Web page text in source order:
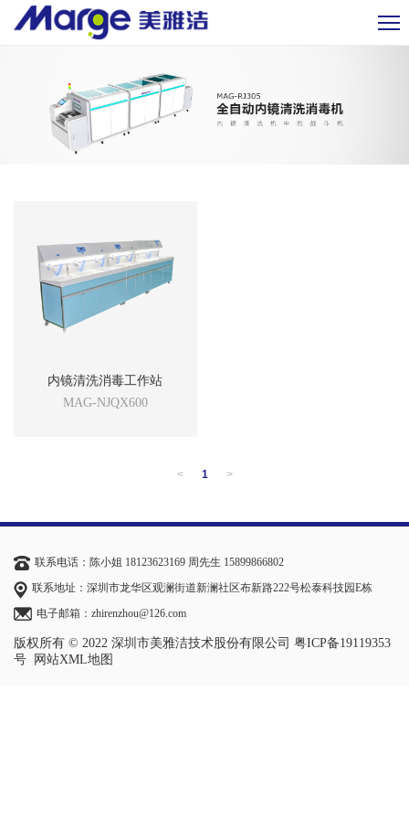
内镜清洗消毒工作站
MAG-NJQX600
< 1 >
联系电话：陈小姐 18123623169 周先生 15899866802
联系地址：深圳市龙华区观澜街道新澜社区布新路222号松泰科技园E栋
电子邮箱：zhirenzhou@126.com
版权所有 © 2022 深圳市美雅洁技术股份有限公司 粤ICP备19119353
号
网站XML地图